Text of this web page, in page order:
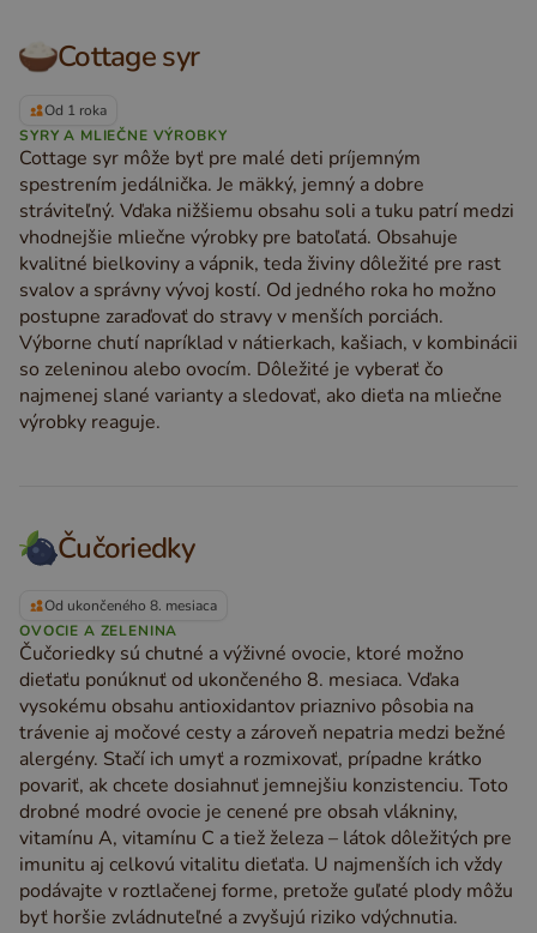
Cottage syr
Od 1 roka
SYRY A MLIEČNE VÝROBKY
Cottage syr môže byť pre malé deti príjemným
spestrením jedálnička. Je mäkký, jemný a dobre
stráviteľný. Vďaka nižšiemu obsahu soli a tuku patrí medzi
vhodnejšie mliečne výrobky pre batoľatá. Obsahuje
kvalitné bielkoviny a vápnik, teda živiny dôležité pre rast
svalov a správny vývoj kostí. Od jedného roka ho možno
postupne zaraďovať do stravy v menších porciách.
Výborne chutí napríklad v nátierkach, kašiach, v kombinácii
so zeleninou alebo ovocím. Dôležité je vyberať čo
najmenej slané varianty a sledovať, ako dieťa na mliečne
výrobky reaguje.
Čučoriedky
Od ukončeného 8. mesiaca
OVOCIE A ZELENINA
Čučoriedky sú chutné a výživné ovocie, ktoré možno
dieťaťu ponúknuť od ukončeného 8. mesiaca. Vďaka
vysokému obsahu antioxidantov priaznivo pôsobia na
trávenie aj močové cesty a zároveň nepatria medzi bežné
alergény. Stačí ich umyť a rozmixovať, prípadne krátko
povariť, ak chcete dosiahnuť jemnejšiu konzistenciu. Toto
drobné modré ovocie je cenené pre obsah vlákniny,
vitamínu A, vitamínu C a tiež železa – látok dôležitých pre
imunitu aj celkovú vitalitu dieťaťa. U najmenších ich vždy
podávajte v roztlačenej forme, pretože guľaté plody môžu
byť horšie zvládnuteľné a zvyšujú riziko vdýchnutia.